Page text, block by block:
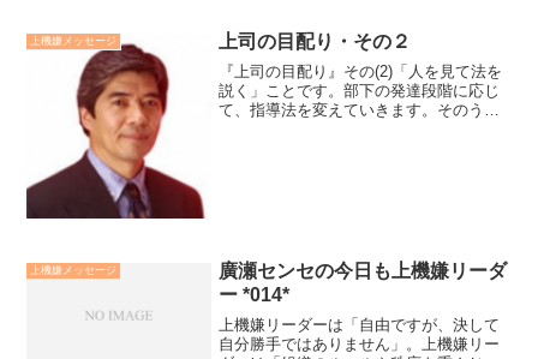
上機嫌メッセージ 上司の目配り・その２
『上司の目配り』その(2)「人を見て法を
説く」ことです。部下の発達段階に応じ
て、指導法を変えていきます。そのうえ
上機嫌メッセージ
廣瀬センセの今日も上機嫌リーダ
ー *014*
上機嫌リーダーは「自由ですが、決して
自分勝手ではありません」。上機嫌リー